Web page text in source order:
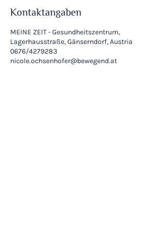
Kontaktangaben
MEINE ZEIT - Gesundheitszentrum,
Lagerhausstraße, Gänserndorf, Austria
0676/4279283
nicole.ochsenhofer@bewegend.at